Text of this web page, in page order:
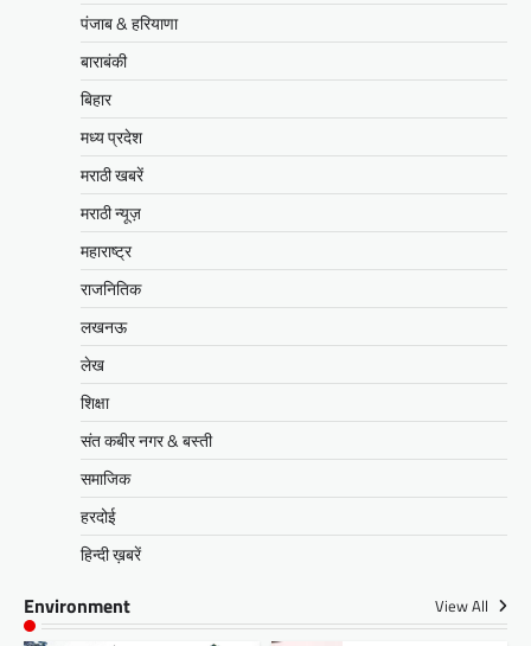
पंजाब & हरियाणा
बाराबंकी
बिहार
मध्य प्रदेश
मराठी खबरें
मराठी न्यूज़
महाराष्ट्र
राजनितिक
लखनऊ
लेख
शिक्षा
संत कबीर नगर & बस्ती
समाजिक
हरदोई
हिन्दी ख़बरें
Environment View All